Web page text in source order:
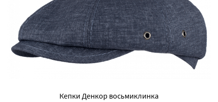
Кепки Денкор восьмиклинка